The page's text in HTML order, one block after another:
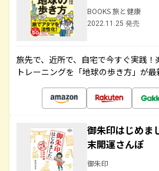
BOOKS 旅と健康
2022.11.25 発売
旅先で、近所で、自宅で今すぐ実践
トレーニングを「地球の歩き方」が
御朱印はじめ
末開運さんぽ
御朱印